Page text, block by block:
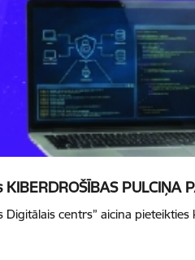
PULCIŅA
Digitālais centrs” aicina